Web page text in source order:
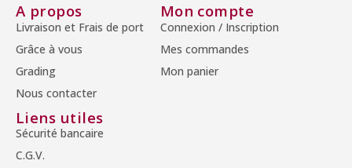
A propos
Livraison et Frais de port
Grâce à vous
Grading
Nous contacter
Mon compte
Connexion / Inscription
Mes commandes
Mon panier
Liens utiles
Sécurité bancaire
C.G.V.